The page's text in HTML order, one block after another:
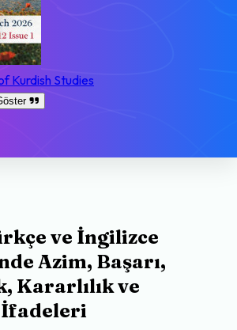
Kurdish Studies
ve İngilizce
Azim, Başarı,
Kararlılık ve